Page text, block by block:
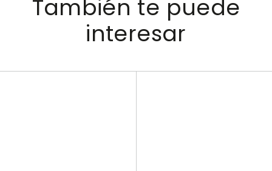
También te puede
interesar